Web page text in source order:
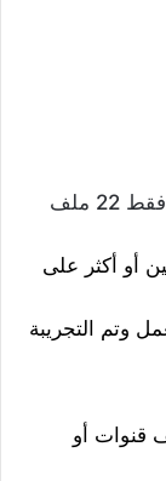
مش هنقول 300 ولا 400 ولا 500 ملفات فقط 22 ملف
أو أكثر على
وتم التجريبة
قنوات أو